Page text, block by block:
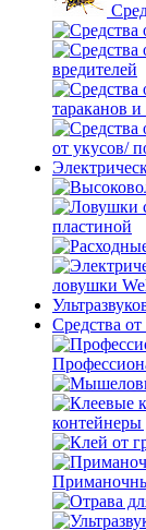
вредителей
тараканов и
от укусов/
пластиной
ловушки
Средства